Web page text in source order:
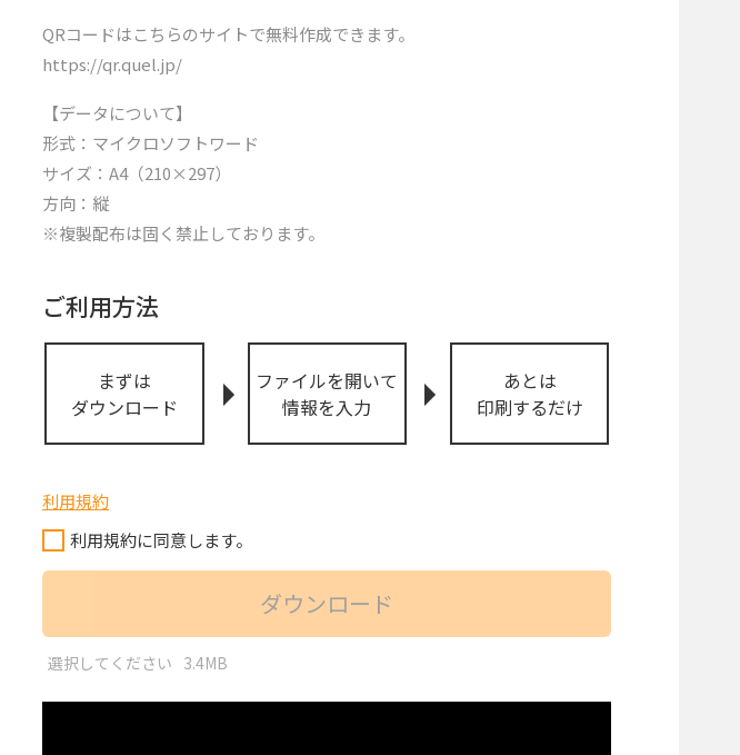
QRコードはこちらのサイトで無料作成できます。
https://qr.quel.jp/
【データについて】
形式：マイクロソフトワード
サイズ：A4（210×297）
方向：縦
※複製配布は固く禁止しております。
ご利用方法
まずは
ダウンロード
ファイルを開いて
情報を入力
あとは
印刷するだけ
利用規約
利用規約に同意します。
ダウンロード
選択してください 3.4MB